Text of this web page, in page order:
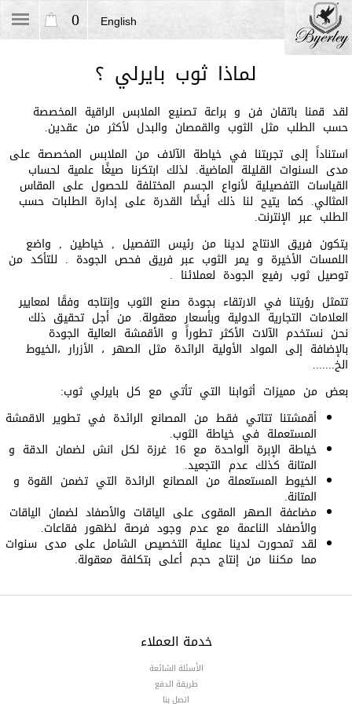
English
0
لماذا ثوب بايرلي ؟
لقد قمنا باتقان فن و براعة تصنيع الملابس الراقية المخصصة
حسب الطلب مثل الثوب والقمصان والبدل لأكثر من عقدين.
استناداً إلى تجربتنا في خياطة الآلاف من الملابس المخصصة على
مدى السنوات القليلة الماضية. لذلك ابتكرنا صيغًا علمية لحساب
القياسات التفصيلية لأنواع الجسم المختلفة للحصول على المقاس
المثالي. كما يتيح لنا ذلك أيضًا القدرة على إدارة الطلبات حسب
الطلب عبر الإنترنت.
يتكون فريق الانتاج لدينا من رئيس التفصيل , خياطين , واضع
اللمسات الأخيرة و يمر الثوب عبر فريق فحص الجودة . للتأكد من
توصيل ثوب رفيع الجودة لعملائنا .
تتمثل رؤيتنا في الارتقاء بجودة صنع الثوب وإنتاجه وفقًا لمعايير
العلامات التجارية الدولية وبأسعار معقولة. من أجل تحقيق ذلك
نحن نستخدم الآلات الأكثر تطوراً و الأقمشة العالية الجودة
بالإضافة إلى المواد الأولية الرائدة مثل الصهر ، الأزرار ،الخيوط
الخ.......
بعض من مميزات أثوابنا التي تأتي مع كل بايرلي ثوب:
أقمشتنا تتاتي فقط من المصانع الرائدة في تطوير الاقمشة
المستعملة في خياطة الثوب.
خياطة الإبرة الواحدة مع 16 غرزة لكل انش لضمان الدقة و
المتانة كذلك عدم التجعيد.
الخيوط المستعملة من المصانع الرائدة التي تضمن القوة و
المتانة.
مضاعفة الصهر المقوى على الياقات والأصفاد لضمان الياقات
والأصفاد الناعمة مع عدم وجود فرصة لظهور فقاعات.
لقد تمحورت لدينا عملية التخصيص الشامل على مدى سنوات
مما مكننا من إنتاج حجم أعلى بتكلفة معقولة.
خدمة العملاء
الأسئلة الشائعة
طريقة الدفع
اتصل بنا